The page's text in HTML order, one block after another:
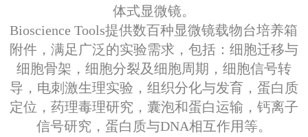
体式显微镜。
Bioscience Tools提供数百种显微镜载物台培养箱
附件，满足广泛的实验需求，包括：细胞迁移与
细胞骨架，细胞分裂及细胞周期，细胞信号转
导，电刺激生理实验，组织分化与发育，蛋白质
定位，药理毒理研究，囊泡和蛋白运输，钙离子
信号研究，蛋白质与DNA相互作用等。